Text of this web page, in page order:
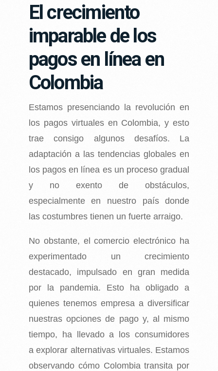
El crecimiento
imparable de los
pagos en línea en
Colombia
Estamos presenciando la revolución en
los pagos virtuales en Colombia, y esto
trae consigo algunos desafíos. La
adaptación a las tendencias globales en
los pagos en línea es un proceso gradual
y no exento de obstáculos,
especialmente en nuestro país donde
las costumbres tienen un fuerte arraigo.
No obstante, el comercio electrónico ha
experimentado un crecimiento
destacado, impulsado en gran medida
por la pandemia. Esto ha obligado a
quienes tenemos empresa adiversificar
nuestras opciones de pago y, al mismo
tiempo, ha llevado a los consumidores
aexplorar alternativas virtuales. Estamos
observando cómo Colombia transita por